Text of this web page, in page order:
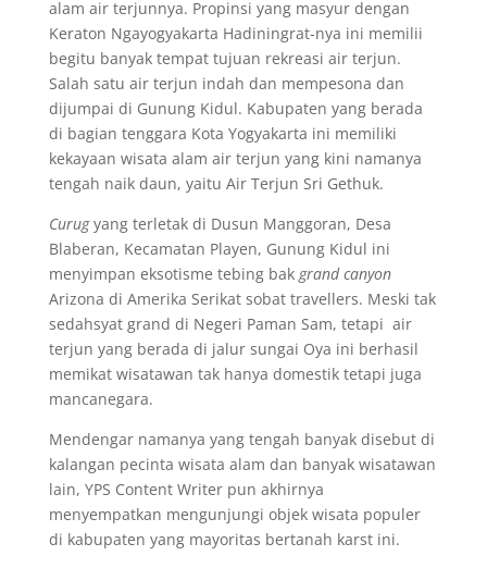
alam air terjunnya. Propinsi yang masyur dengan
Keraton Ngayogyakarta Hadiningrat-nya ini memilii
begitu banyak tempat tujuan rekreasi air terjun.
Salah satu air terjun indah dan mempesona dan
dijumpai di Gunung Kidul. Kabupaten yang berada
di bagian tenggara Kota Yogyakarta ini memiliki
kekayaan wisata alam air terjun yang kini namanya
tengah naik daun, yaitu Air Terjun Sri Gethuk.
Curugyang terletak di Dusun Manggoran, Desa
Blaberan, Kecamatan Playen, Gunung Kidul ini
menyimpan eksotisme tebing bak grand canyon
Arizona di Amerika Serikat sobat travellers. Meski tak
sedahsyat grand di Negeri Paman Sam, tetapi air
terjun yang berada di jalur sungai Oya ini berhasil
memikat wisatawan tak hanya domestik tetapi juga
mancanegara.
Mendengar namanya yang tengah banyak disebut di
kalangan pecinta wisata alam dan banyak wisatawan
lain, YPS Content Writer pun akhirnya
menyempatkan mengunjungi objek wisata populer
di kabupaten yang mayoritas bertanah karst ini.